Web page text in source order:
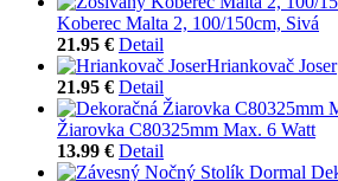
Koberec Malta 2, 100/150cm, Sivá
21.95 € Detail
Hriankovač Joser
21.95 € Detail
Žiarovka C80325mm Max. 6 Watt
13.99 € Detail